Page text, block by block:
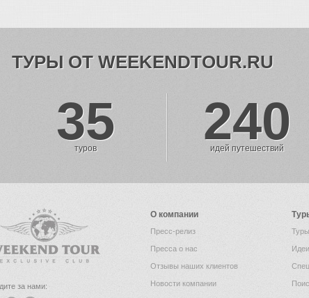
ТУРЫ ОТ WEEKENDTOUR.RU
35
туров 240
идей путешествий
за нами:
О компании
Пресс-релиз
Пресса о нас
Отзывы наших клиентов
Новости компании
Туры